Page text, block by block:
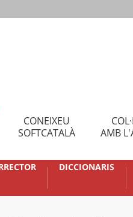
CONEIXEU
SOFTCATALÀ
AMB
DICCIONARIS